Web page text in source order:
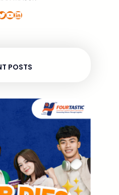
YouTube LinkedIn
POSTS